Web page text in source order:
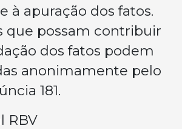
à apuração dos fatos.
que possam contribuir
dos fatos podem
anonimamente pelo
181.
RBV